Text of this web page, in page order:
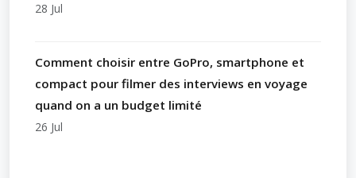
28 Jul
Comment choisir entre GoPro, smartphone et
compact pour filmer des interviews en voyage
quand on a un budget limité
26 Jul